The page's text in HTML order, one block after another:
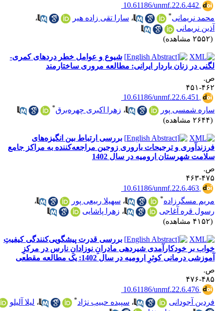
‎ 10.61186/unmf.22.6.442
نریمانی
،سارا تقی زاده هیر
،
نریمانی
شیوع و عوامل خطر دردهای کمری-
در زنان باردار ایرانی: مطالعه مروری ساختارمند
۴۵۱
‎ 10.61186/unmf.22.6.451
شمسی پور
،زهرا اکبری چهره‌برق *
بررسی ارتباط بین انگیزه‌های
و ترجیحات باروری زوجین مراجعه‌کننده به مراکز جامع
شهرستان ارومیه در سال 1402
۴۶۳
‎ 10.61186/unmf.22.6.463
مسگرزاده
،سهیلا ربیعی پور
،
قره آغاجی
،زهرا پاشایی
بررسی قدرت پیشگویی‌کنندگی کیفیتِ
بر خودکارآمدی شیردهی مادرانِ نوزادانِ نارس در مرکزِ
درمانی کوثرِ ارومیه در سال 1402: یک مطالعه مقطعی
۴۷۶
‎ 10.61186/unmf.22.6.476
آجودانی
،سپیده حبیب نژاد * ،لیلا آلیلو